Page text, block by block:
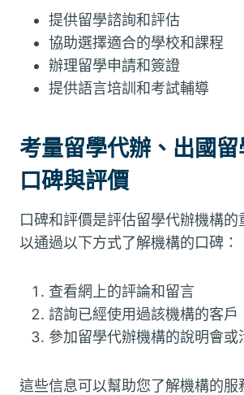
提供留學諮詢和評估
協助選擇適合的學校和課程
辦理留學申請和簽證
提供語言培訓和考試輔導
考量留學代辦、出國
口碑與評價
口碑和評價是評估留學代辦機構的
以通過以下方式了解機構的口碑：
查看網上的評論和留言
諮詢已經使用過該機構的客戶
參加留學代辦機構的說明會或
這些信息可以幫助您了解機構的服